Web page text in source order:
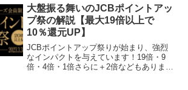
のMy安心設定ではできることが多いので
わかりや...
大盤振る舞いのJCBポイントアッ
プ祭の解説【最大19倍以上で
10％還元UP】
JCBポイントアップ祭りが始まり、強烈
なインパクトを与えています！19倍・9
倍・4倍・1倍さらに＋2倍などもありま